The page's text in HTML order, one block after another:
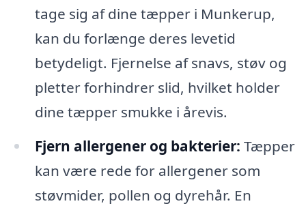
tage sig af dine tæpper i Munkerup,
kan du forlænge deres levetid
betydeligt. Fjernelse af snavs, støv og
pletter forhindrer slid, hvilket holder
dine tæpper smukke i årevis.
Fjern allergener og bakterier: Tæpper
kan være rede for allergener som
støvmider, pollen og dyrehår. En